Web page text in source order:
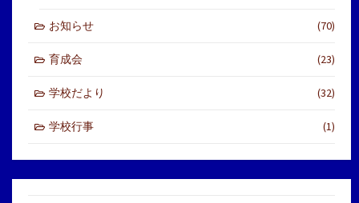
お知らせ (70)
育成会 (23)
学校だより (32)
学校行事 (1)